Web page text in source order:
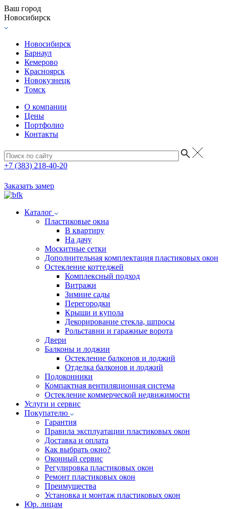
Ваш город
Новосибирск
Новосибирск
Барнаул
Кемерово
Красноярск
Новокузнецк
Томск
О компании
Цены
Портфолио
Контакты
+7 (383) 218-40-20
Заказать замер
Каталог
Пластиковые окна
В квартиру
На дачу
Москитные сетки
Дополнительная комплектация пластиковых окон
Остекление коттеджей
Комплексный подход
Витражи
Зимние сады
Перегородки
Крыши и купола
Декорирование стекла, шпросы
Рольставни и гаражные ворота
Двери
Балконы и лоджии
Остекление балконов и лоджий
Отделка балконов и лоджий
Подоконники
Компактная вентиляционная система
Остекление коммерческой недвижимости
Услуги и сервис
Покупателю
Гарантия
Правила эксплуатации пластиковых окон
Доставка и оплата
Как выбрать окно?
Оконный сервис
Регулировка пластиковых окон
Ремонт пластиковых окон
Преимущества
Установка и монтаж пластиковых окон
Юр. лицам